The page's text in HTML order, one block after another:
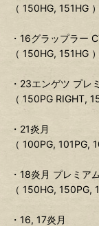
（ 150HG, 151HG ）
・16グラップラー
（ 150HG, 151HG ）
・23エンゲツ プレ
（ 150PG RIGHT,
・21炎月
（ 100PG, 101PG,
・18炎月 プレミア
（ 150HG, 150PG,
・16, 17炎月